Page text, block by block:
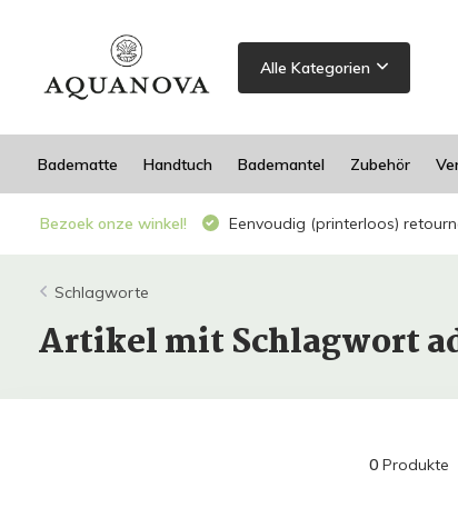
Alle Kategorien
Badematte Handtuch Bademantel Zubehör
Bezoek onze winkel! Eenvoudig (printerloos)
Schlagworte
Artikel mit Schlagwort
0Produkte